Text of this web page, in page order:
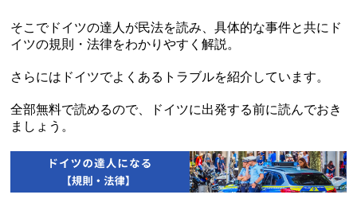
そこでドイツの達人が民法を読み、具体的な事件と共にド
イツの規則・法律をわかりやすく解説。
さらにはドイツでよくあるトラブルを紹介しています。
全部無料で読めるので、ドイツに出発する前に読んでおき
ましょう。